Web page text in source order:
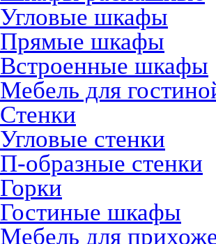
Угловые шкафы
Прямые шкафы
Встроенные шкафы
Мебель для
Стенки
Угловые стенки
П-образные стенки
Горки
Гостиные шкафы
Мебель для